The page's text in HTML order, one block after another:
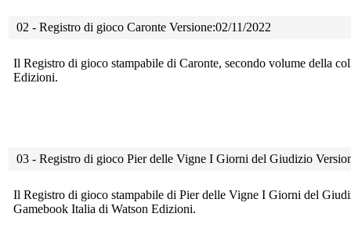
02 - Registro di gioco Caronte Versione:02/11/2022
Il Registro di gioco stampabile di Caronte, secondo volume della
Edizioni.
03 - Registro di gioco Pier delle Vigne I Giorni del Giudizio
Il Registro di gioco stampabile di Pier delle Vigne I Giorni del
Gamebook Italia di Watson Edizioni.